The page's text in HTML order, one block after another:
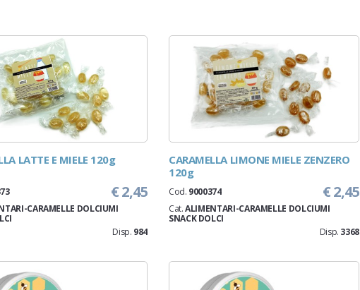
LATTE E MIELE 120g
€ 2,45
CARAMELLE DOLCIUMI
Disp. 984
CARAMELLA LIMONE MIELE ZENZERO
120g
€ 2,45
Cod. 9000374
Cat.ALIMENTARI-CARAMELLE DOLCIUMI
SNACK DOLCI
Disp. 3368